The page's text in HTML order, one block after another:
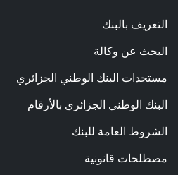
التعريف بالبنك
البحث عن وكالة
مستجدات البنك الوطني الجزائري
البنك الوطني الجزائري بالأرقام
الشروط العامة للبنك
مصطلحات قانونية